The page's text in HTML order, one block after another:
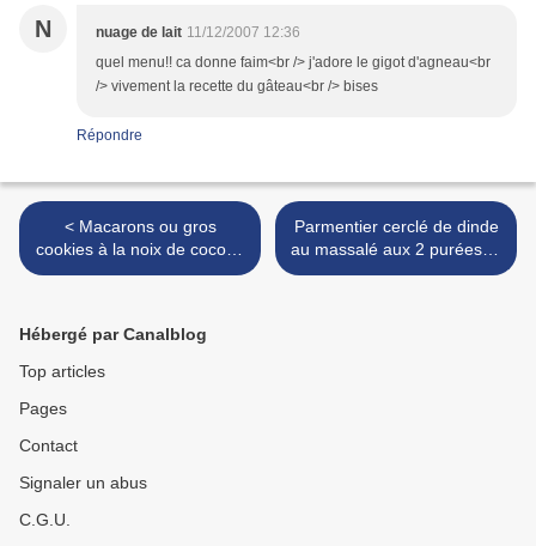
N nuage de lait 11/12/2007 12:36
quel menu!! ca donne faim<br /> j'adore le gigot d'agneau<br
/> vivement la recette du gâteau<br /> bises
Répondre
< Macarons ou gros
cookies à la noix de coco et
vanillés
Parmentier cerclé de dinde
au massalé aux 2 purées et
aux tomates séchées >
Hébergé par Canalblog
Top articles
Pages
Contact
Signaler un abus
C.G.U.